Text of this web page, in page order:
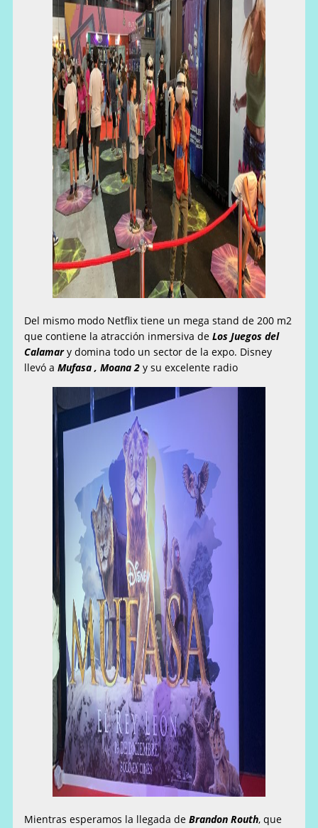
Del mismo modo Netflix tiene un mega stand de 200 m2
que contiene la atracción inmersiva de Los Juegos del
Calamary domina todo un sector de la expo. Disney
llevó aMufasa , Moana 2y su excelente radio
Mientras esperamos la llegada deBrandon Routh, que